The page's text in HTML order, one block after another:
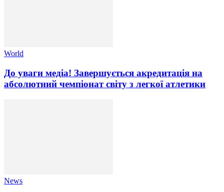
World
До уваги медіа! Завершується акредитація на
абсолютний чемпіонат світу з легкої атлетики
News